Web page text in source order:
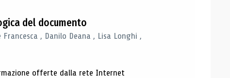
del documento
Francesca , Danilo Deana , Lisa Longhi ,
offerte dalla rete Internet